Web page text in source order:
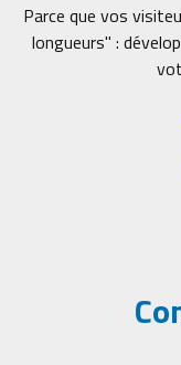
Parce que vos
longueurs" :